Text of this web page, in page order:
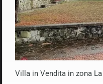
Villa in Vendita in zona